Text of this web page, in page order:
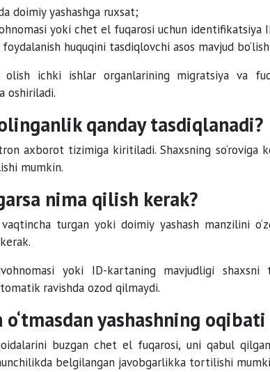
doimiy yashashga ruxsat;
yoki chet el fuqarosi uchun identifikatsiya
huquqini tasdiqlovchi asos mavjud
olish ichki ishlar organlarining migratsiya va
oshiriladi.
qanday tasdiqlanadi?
axborot tizimiga kiritiladi. Shaxsning so‘roviga
mumkin.
nima qilish kerak?
turgan yoki doimiy yashash manzilini
yoki ID-kartaning mavjudligi shaxsni
ravishda ozod qilmaydi.
o‘tmasdan yashashning oqibati
buzgan chet el fuqarosi, uni qabul
belgilangan javobgarlikka tortilishi